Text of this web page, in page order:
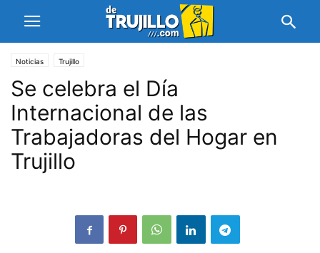
Noticias Trujillo
Se celebra el Día
Internacional de las
Trabajadoras del Hogar en
Trujillo